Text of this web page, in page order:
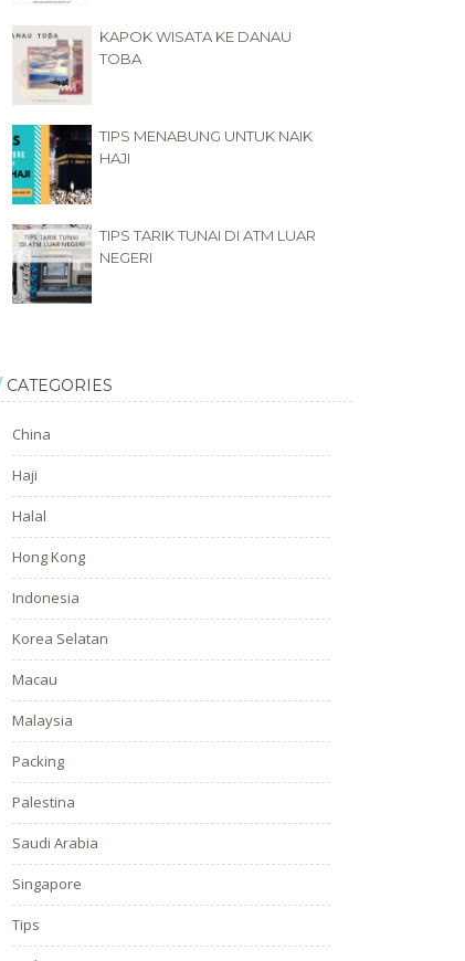
KAPOK WISATA KE DANAU
TOBA
TIPS MENABUNG UNTUK NAIK
HAJI
TIPS TARIK TUNAI DI ATM LUAR
NEGERI
CATEGORIES
China
Haji
Halal
Hong Kong
Indonesia
Korea Selatan
Macau
Malaysia
Packing
Palestina
Saudi Arabia
Singapore
Tips